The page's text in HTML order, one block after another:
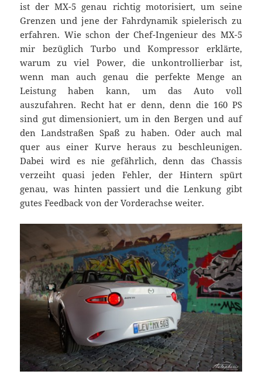
ist der MX-5 genau richtig motorisiert, um seine
Grenzen und jene der Fahrdynamik spielerisch zu
erfahren. Wie schon der Chef-Ingenieur des MX-5
mir bezüglich Turbo und Kompressor erklärte,
warum zu viel Power, die unkontrollierbar ist,
wenn man auch genau die perfekte Menge an
Leistung haben kann, um das Auto voll
auszufahren. Recht hat er denn, denn die 160 PS
sind gut dimensioniert, um in den Bergen und auf
den Landstraßen Spaß zu haben. Oder auch mal
quer aus einer Kurve heraus zu beschleunigen.
Dabei wird es nie gefährlich, denn das Chassis
verzeiht quasi jeden Fehler, der Hintern spürt
genau, was hinten passiert und die Lenkung gibt
gutes Feedback von der Vorderachse weiter.